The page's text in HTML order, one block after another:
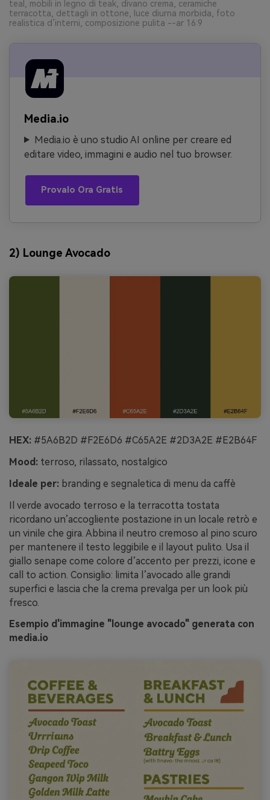
teal, mobili in legno di teak, divano crema, ceramiche
terracotta, dettagli in ottone, luce diurna morbida, foto
realistica d’interni, composizione pulita --ar 16:9
Media.io
Media.io è uno studio AI online per creare ed
editare video, immagini e audio nel tuo browser.
Provalo Ora Gratis
2) Lounge Avocado
HEX: #5A6B2D #F2E6D6 #C65A2E #2D3A2E #E2B64F
Mood: terroso, rilassato, nostalgico
Ideale per: branding e segnaletica di menu da caffè
Il verde avocado terroso e la terracotta tostata
ricordano un’accogliente postazione in un locale retrò e
un vinile che gira. Abbina il neutro cremoso al pino scuro
per mantenere il testo leggibile e il layout pulito. Usa il
giallo senape come colore d’accento per prezzi, icone e
call to action. Consiglio: limita l’avocado alle grandi
superfici e lascia che la crema prevalga per un look più
fresco.
Esempio d'immagine "lounge avocado" generata con
media.io